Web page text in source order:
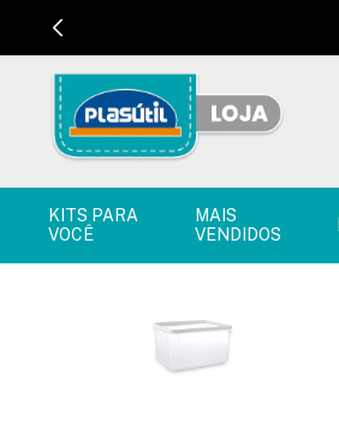
KITS PARA
VOCÊ
MAIS
VENDIDOS